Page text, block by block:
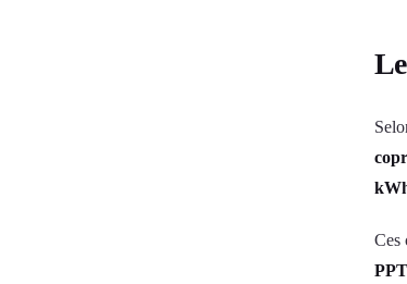
Ces